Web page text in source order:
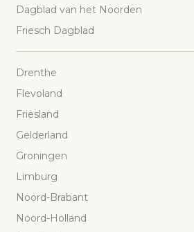
Dagblad van het Noorden
Friesch Dagblad
Drenthe
Flevoland
Friesland
Gelderland
Groningen
Limburg
Noord-Brabant
Noord-Holland